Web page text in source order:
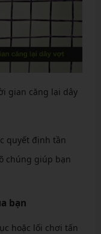
gian căng lại dây
quyết định tần
chúng giúp bạn
bạn
hoặc lối chơi tấn